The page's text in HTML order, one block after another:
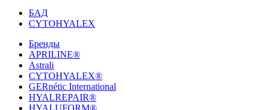
БАД
CYTOHYALEX
Бренды
APRILINE®
Astrali
CYTOHYALEX®
GERnétic International
HYALREPAIR®